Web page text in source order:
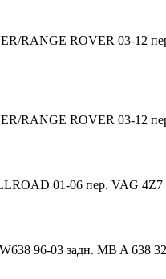
RANGE ROVER 03-12
RANGE ROVER 03-12
01-06 пер. VAG 4Z7
96-03 задн. MB A 638